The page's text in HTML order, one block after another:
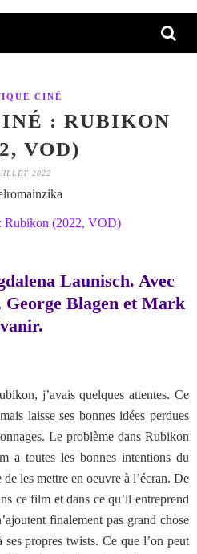
CINÉ
: RUBIKON
VOD)
2022
Launisch. Avec
Blagen et Mark
j’avais quelques attentes. Ce
laisse ses bonnes idées perdues
Le problème dans Rubikon
a toutes les bonnes intentions du
les mettre en oeuvre à l’écran. De
ce film et dans ce qu’il entreprend
finalement pas grand chose
propres twists. Ce que l’on peut